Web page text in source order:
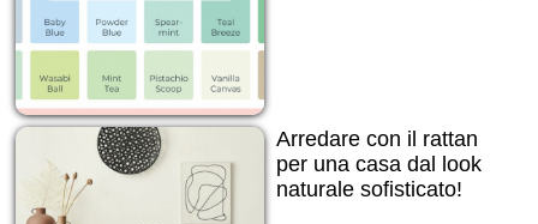
Arredare con il rattan
per una casa dal look
naturale sofisticato!